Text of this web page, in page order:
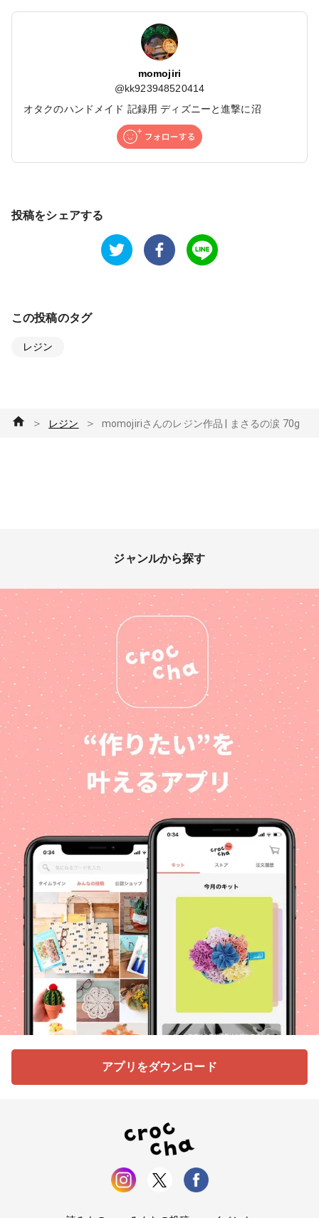
momojiri
@kk923948520414
オタクのハンドメイド 記録用 ディズニーと進撃に沼
投稿をシェアする
この投稿のタグ
レジン
＞ レジン ＞ momojiriさんのレジン作品 | まさるの涙 70g
ジャンルから探す
アプリをダウンロード